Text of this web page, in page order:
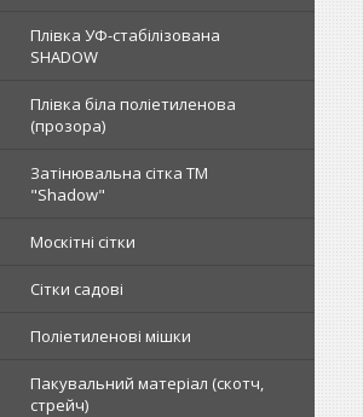
Плівка УФ-стабілізована
SHADOW
Плівка біла поліетиленова
(прозора)
Затінювальна сітка ТМ
"Shadow"
Москітні сітки
Сітки садові
Поліетиленові мішки
Пакувальний матеріал (скотч,
стрейч)